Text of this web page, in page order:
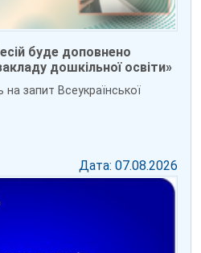
буде доповнено
дошкільної освіти»
запит Всеукраїнської
Дата: 07.08.2026